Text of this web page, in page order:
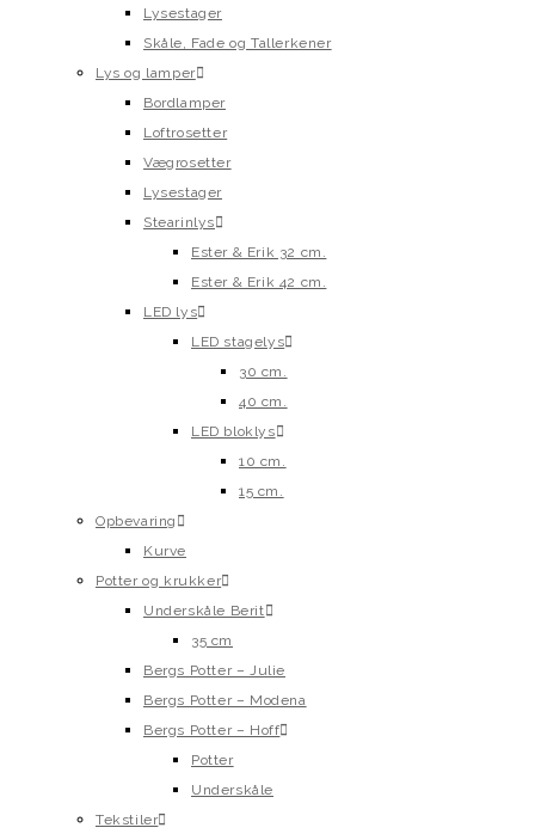
Lysestager
Skåle, Fade og Tallerkener
Lys og lamper
Bordlamper
Loftrosetter
Vægrosetter
Lysestager
Stearinlys
Ester & Erik 32 cm.
Ester & Erik 42 cm.
LED lys
LED stagelys
30 cm.
40 cm.
LED bloklys
10 cm.
15 cm.
Opbevaring
Kurve
Potter og krukker
Underskåle Berit
35 cm
Bergs Potter – Julie
Bergs Potter – Modena
Bergs Potter – Hoff
Potter
Underskåle
Tekstiler